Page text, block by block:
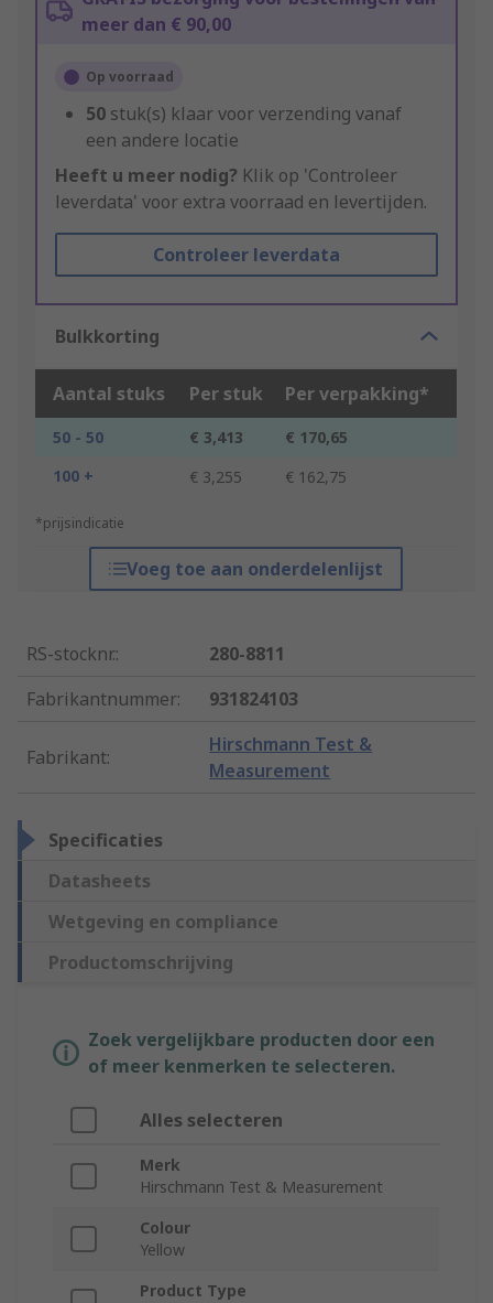
meer dan € 90,00
Op voorraad
50 stuk(s) klaar voor verzending vanaf
een andere locatie
Heeft u meer nodig? Klik op 'Controleer
leverdata' voor extra voorraad en levertijden.
Controleer leverdata
Bulkkorting
Aantal stuks Per stuk Per verpakking*
50 - 50 € 3,413
€ 170,65
100 +
€ 3,255 € 162,75
*prijsindicatie
Voeg toe aan onderdelenlijst
RS-stocknr.:
280-8811
Fabrikantnummer: 931824103
Fabrikant:
Hirschmann Test &
Measurement
Specificaties
Datasheets
Wetgeving en compliance
Productomschrijving
Zoek vergelijkbare producten door een
of meer kenmerken te selecteren.
Alles selecteren
Merk
Hirschmann Test & Measurement
Colour
Yellow
Product Type